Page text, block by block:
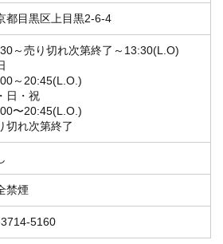
都目黒区上目黒2-6-4
～売り切れ次第終了～13:30(L.O)
～20:45(L.O.)
日・祝
〜20:45(L.O.)
切れ次第終了
禁煙
5160